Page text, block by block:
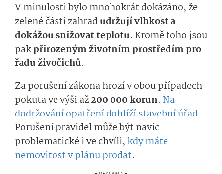
V minulosti bylo mnohokrát dokázáno, že
zelené části zahradudržují vlhkost a
dokážou snižovat teplotu. Kromě toho jsou
pakpřirozeným životním prostředím pro
řadu živočichů.
Za porušení zákona hrozí v obou případech
pokuta ve výši až200 000 korun. Na
dodržování opatření dohlíží stavební úřad.
Porušení pravidel může být navíc
problematické i ve chvíli, kdy máte
nemovitost v plánu prodat.